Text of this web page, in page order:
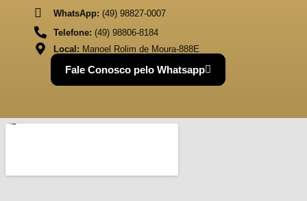
WhatsApp: (49) 98827-0007
Telefone: (49) 98806-8184
Local: Manoel Rolim de Moura-888E
Fale Conosco pelo Whatsapp